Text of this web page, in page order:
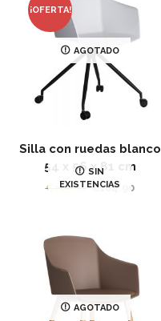
¡OFERTA!
AGOTADO
Silla con ruedas blanco
54 x 56 x 81 cm
€ 135.00 El
€135.00.
€104.90El
SIN
EXISTENCIAS
AGOTADO